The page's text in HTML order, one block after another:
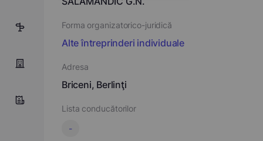
3
Forma organizatorico-juridică
Alte întreprinderi individuale
Adresa
Briceni, Berlinţi
Lista conducătorilor
-